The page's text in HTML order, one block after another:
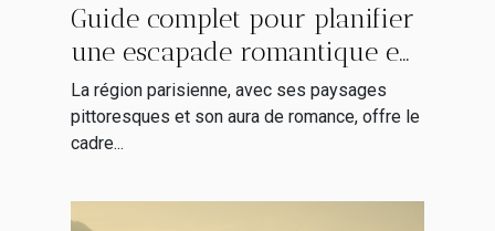
Guide complet pour planifier
une escapade romantique en
région parisienne
La région parisienne, avec ses paysages
pittoresques et son aura de romance, offre le
cadre...